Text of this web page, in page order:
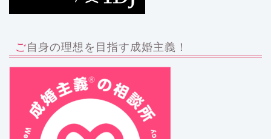
ご自身の理想を目指す成婚主義！